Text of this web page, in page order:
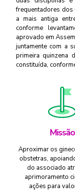
frequentadores dos
a mais antiga
conforme
aprovado em
juntamente com a
primeira quinzena
constituída,
Missão
Aproximar os
obstetras,
do associado
aprimoramento
ações para